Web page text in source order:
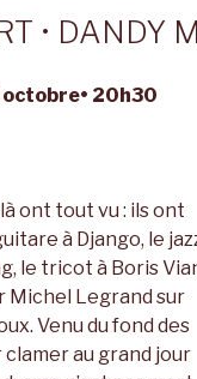
• DANDY
20h30
ont tout vu : ils ont
à Django, le
le tricot à Boris
Michel Legrand sur
Venu du fond des
clamer au grand jour